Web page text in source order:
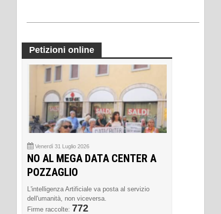
Petizioni online
Venerdì 31 Luglio 2026
NO AL MEGA DATA CENTER A
POZZAGLIO
L'intelligenza Artificiale va posta al servizio
dell'umanità, non viceversa.
Firme raccolte: 772